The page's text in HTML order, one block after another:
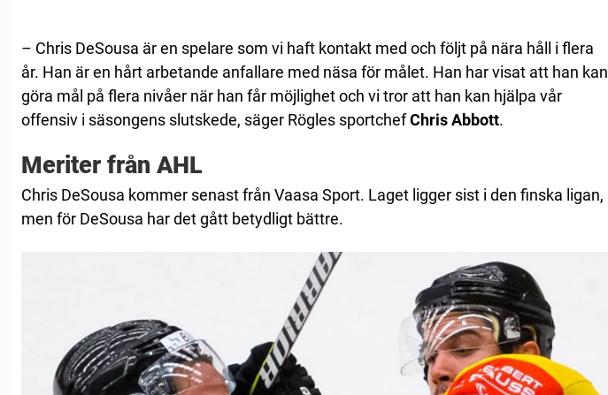
– Chris DeSousa är en spelare som vi haft kontakt med och följt på nära håll i flera
år. Han är en hårt arbetande anfallare med näsa för målet. Han har visat att han kan
göra mål på flera nivåer när han får möjlighet och vi tror att han kan hjälpa vår
offensiv i säsongens slutskede, säger Rögles sportchefChrisAbbott.
Meriter från AHL
Chris DeSousa kommer senast från Vaasa Sport. Laget ligger sist i den finska ligan,
men för DeSousa har det gått betydligt bättre.